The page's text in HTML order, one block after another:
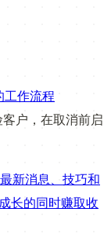
作流程
户，在取消前启
最新消息、技巧和
长的同时赚取收